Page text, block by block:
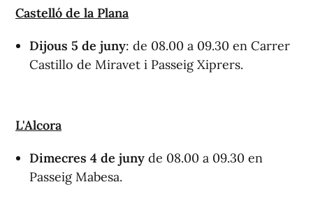
Castelló de la Plana
Dijous 5 de juny: de 08.00 a 09.30 en Carrer
Castillo de Miravet i Passeig Xiprers.
L'Alcora
Dimecres 4 de juny de 08.00 a 09.30 en
Passeig Mabesa.